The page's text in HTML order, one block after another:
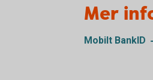
Mer
Mobilt BankID